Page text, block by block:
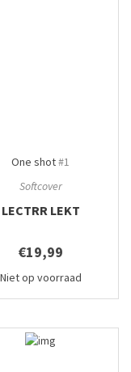
One shot#1
Softcover
LECTRR LEKT
€19,99
Niet op voorraad